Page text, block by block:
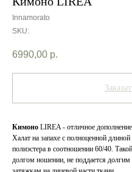
Innamorato
SKU:
6990,00 р.
Кимоно LIREA - отличное
Халат на запахе с полноценной
полиэстера в соотношении 60/40.
долгом ношении, не поддается